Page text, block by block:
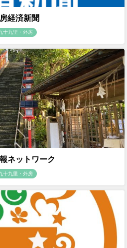
経済新聞
十九里・外房
ネットワーク
十九里・外房